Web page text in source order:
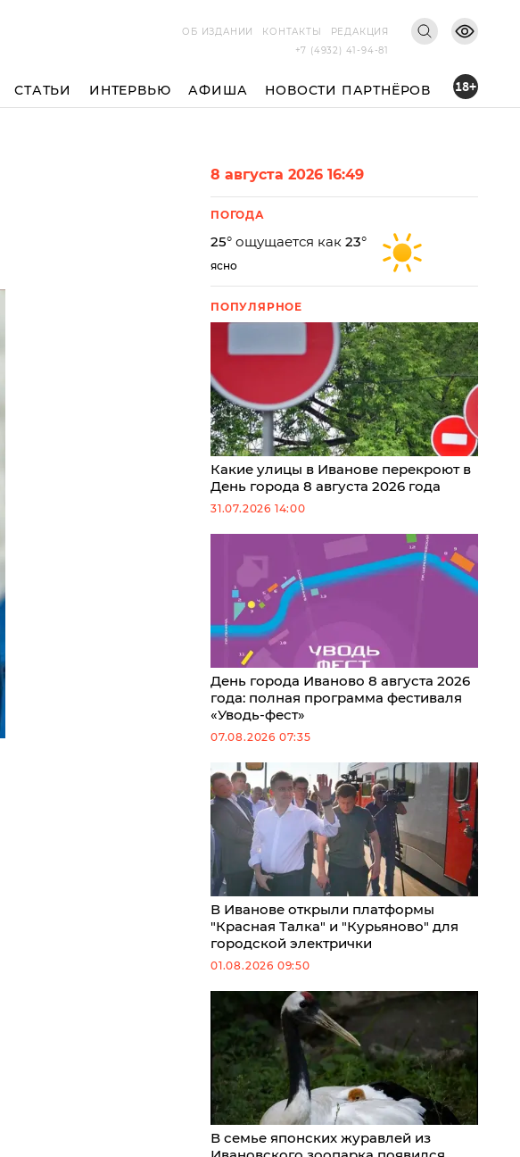
ОБ ИЗДАНИИ
КОНТАКТЫ
РЕДАКЦИЯ
+7 (4932) 41-94-81
СТАТЬИ ИНТЕРВЬЮ АФИША НОВОСТИ ПАРТНЁРОВ 18+
8 августа 2026 16:49
ПОГОДА
25° ощущается как 23°
ясно
ПОПУЛЯРНОЕ
Какие улицы в Иванове перекроют в
День города 8 августа 2026 года
31.07.2026 14:00
День города Иваново 8 августа 2026
года: полная программа фестиваля
«Уводь-фест»
07.08.2026 07:35
В Иванове открыли платформы
"Красная Талка" и "Курьяново" для
городской электрички
01.08.2026 09:50
В семье японских журавлей из